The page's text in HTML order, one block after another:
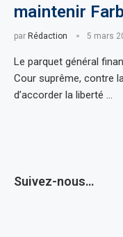
maintenir
par Rédaction 5 mars
Le parquet général
Cour suprême, contre
d’accorder la liberté …
Suivez-nous…